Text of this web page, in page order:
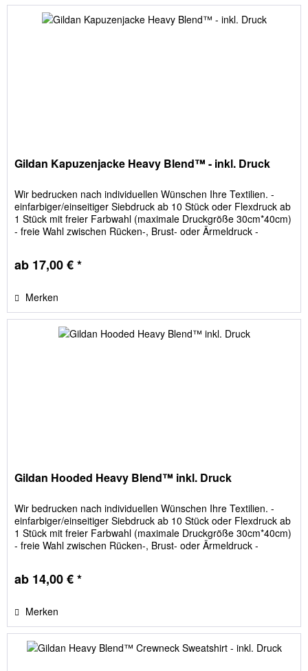
Gildan Kapuzenjacke Heavy Blend™ - inkl. Druck
Wir bedrucken nach individuellen Wünschen Ihre Textilien. -
einfarbiger/einseitiger Siebdruck ab 10 Stück oder Flexdruck ab
1 Stück mit freier Farbwahl (maximale Druckgröße 30cm*40cm)
- freie Wahl zwischen Rücken-, Brust- oder Ärmeldruck -
ab 17,00 € *
Merken
Gildan Hooded Heavy Blend™ inkl. Druck
Wir bedrucken nach individuellen Wünschen Ihre Textilien. -
einfarbiger/einseitiger Siebdruck ab 10 Stück oder Flexdruck ab
1 Stück mit freier Farbwahl (maximale Druckgröße 30cm*40cm)
- freie Wahl zwischen Rücken-, Brust- oder Ärmeldruck -
individuellen Wünschen...
ab 14,00 € *
Merken